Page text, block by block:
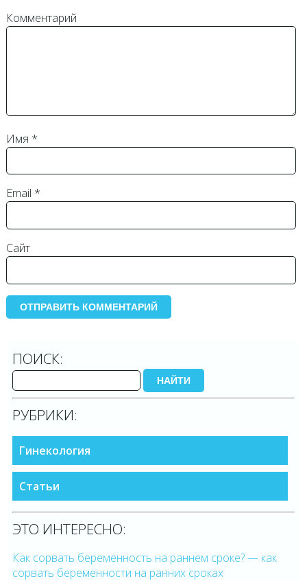
Комментарий
Имя *
Email *
Сайт
ПОИСК:
НАЙТИ
РУБРИКИ:
Гинекология
Статьи
ЭТО ИНТЕРЕСНО:
Как сорвать беременность на раннем сроке? — как
сорвать беременности на ранних сроках